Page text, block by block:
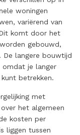
woningen
variërend van
komt door het
gebouwd,
De langere bouwtijd
omdat je langer
betrekken.
met
het algemeen
kosten per
liggen tussen